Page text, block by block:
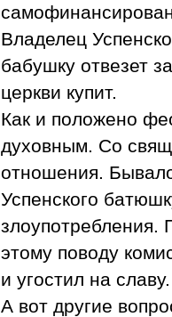
Владелец
бабушку отвезет
церкви купит.
Как и положено
духовным. Со
отношения.
Успенского
злоупотребления.
этому поводу
и угостил на
А вот другие